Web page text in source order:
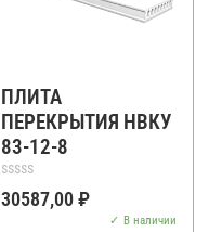
ПЛИТА
ПЕРЕКРЫТИЯ НВКУ
83-12-8
Оценка
0
30587,00₽
В наличии